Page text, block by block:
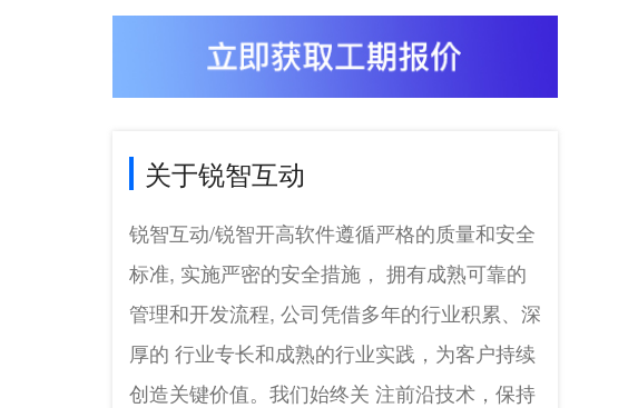
关于锐智互动
锐智互动/锐智开高软件遵循严格的质量和安全
标准, 实施严密的安全措施， 拥有成熟可靠的
管理和开发流程, 公司凭借多年的行业积累、深
厚的 行业专长和成熟的行业实践，为客户持续
创造关键价值。我们始终关 注前沿技术，保持